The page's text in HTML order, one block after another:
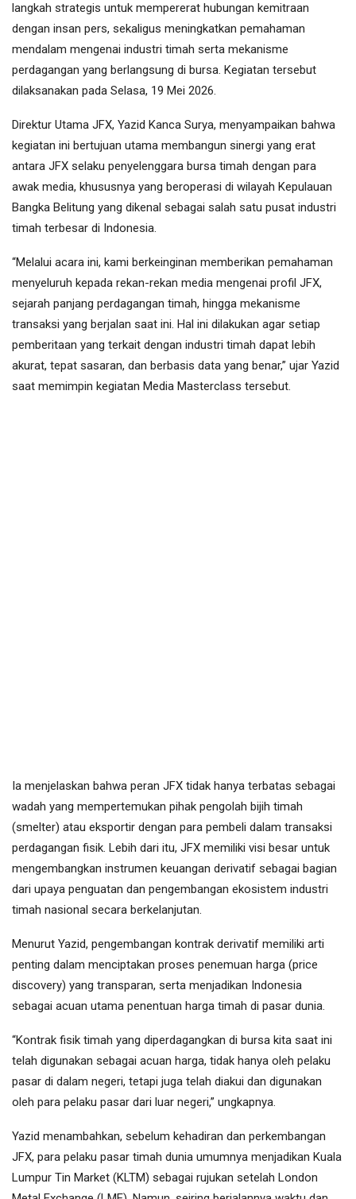
langkah strategis untuk mempererat hubungan kemitraan
dengan insan pers, sekaligus meningkatkan pemahaman
mendalam mengenai industri timah serta mekanisme
perdagangan yang berlangsung di bursa. Kegiatan tersebut
dilaksanakan pada Selasa, 19 Mei 2026.
Direktur Utama JFX, Yazid Kanca Surya, menyampaikan bahwa
kegiatan ini bertujuan utama membangun sinergi yang erat
antara JFX selaku penyelenggara bursa timah dengan para
awak media, khususnya yang beroperasi di wilayah Kepulauan
Bangka Belitung yang dikenal sebagai salah satu pusat industri
timah terbesar di Indonesia.
“Melalui acara ini, kami berkeinginan memberikan pemahaman
menyeluruh kepada rekan-rekan media mengenai profil JFX,
sejarah panjang perdagangan timah, hingga mekanisme
transaksi yang berjalan saat ini. Hal ini dilakukan agar setiap
pemberitaan yang terkait dengan industri timah dapat lebih
akurat, tepat sasaran, dan berbasis data yang benar,” ujar Yazid
saat memimpin kegiatan Media Masterclass tersebut.
Ia menjelaskan bahwa peran JFX tidak hanya terbatas sebagai
wadah yang mempertemukan pihak pengolah bijih timah
(smelter) atau eksportir dengan para pembeli dalam transaksi
perdagangan fisik. Lebih dari itu, JFX memiliki visi besar untuk
mengembangkan instrumen keuangan derivatif sebagai bagian
dari upaya penguatan dan pengembangan ekosistem industri
timah nasional secara berkelanjutan.
Menurut Yazid, pengembangan kontrak derivatif memiliki arti
penting dalam menciptakan proses penemuan harga (price
discovery) yang transparan, serta menjadikan Indonesia
sebagai acuan utama penentuan harga timah di pasar dunia.
“Kontrak fisik timah yang diperdagangkan di bursa kita saat ini
telah digunakan sebagai acuan harga, tidak hanya oleh pelaku
pasar di dalam negeri, tetapi juga telah diakui dan digunakan
oleh para pelaku pasar dari luar negeri,” ungkapnya.
Yazid menambahkan, sebelum kehadiran dan perkembangan
JFX, para pelaku pasar timah dunia umumnya menjadikan Kuala
Lumpur Tin Market (KLTM) sebagai rujukan setelah London